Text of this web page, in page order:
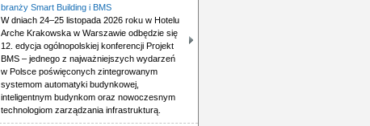
branży Smart Building i BMS
W dniach 24–25 listopada 2026 roku w Hotelu
Arche Krakowska w Warszawie odbędzie się
12. edycja ogólnopolskiej konferencji Projekt
BMS – jednego z najważniejszych wydarzeń
w Polsce poświęconych zintegrowanym
systemom automatyki budynkowej,
inteligentnym budynkom oraz nowoczesnym
technologiom zarządzania infrastrukturą.